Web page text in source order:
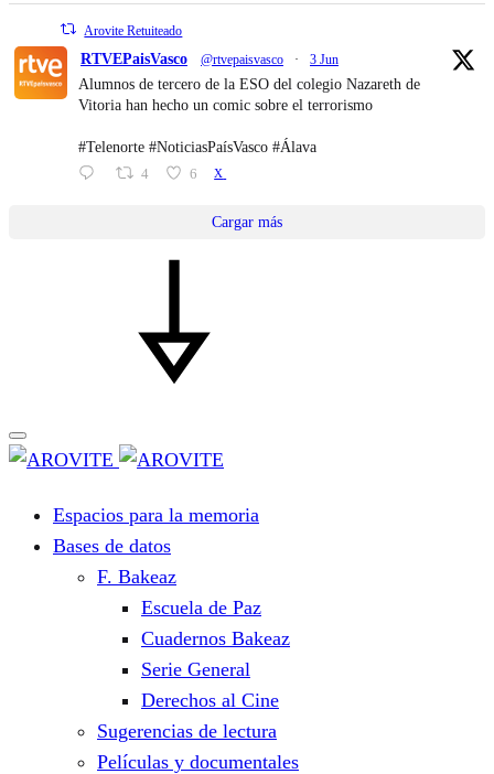
Arovite Retuiteado
RTVEPaisVasco @rtvepaisvasco · 3 Jun
Alumnos de tercero de la ESO del colegio Nazareth de
Vitoria han hecho un comic sobre el terrorismo
#Telenorte #NoticiasPaísVasco #Álava
4 6 X
Cargar más
Espacios para la memoria
Bases de datos
F. Bakeaz
Escuela de Paz
Cuadernos Bakeaz
Serie General
Derechos al Cine
Sugerencias de lectura
Películas y documentales